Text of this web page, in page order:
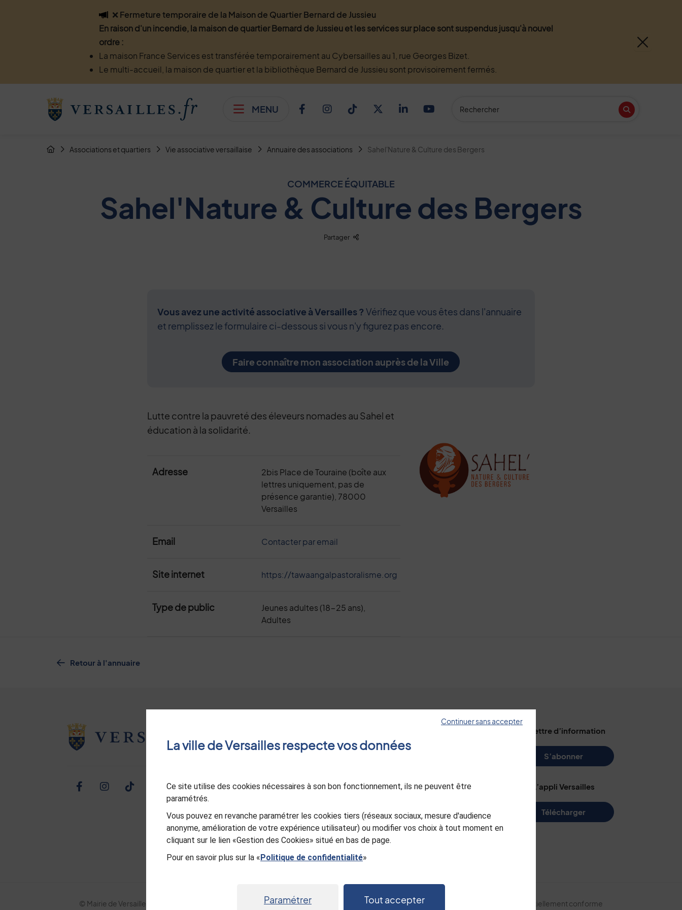
Flash info
❌ Fermeture temporaire de la Maison de Quartier Bernard de Jussieu
En raison d'un incendie, la maison de quartier Bernard de Jussieu et les services sur place sont suspendus jusqu'à nouvel
ordre :
La maison France Services est transférée temporairement au Cybersailles au 1, rue Georges Bizet.
Le multi-accueil, la maison de quartier et la bibliothèque Bernard de Jussieu sont provisoirement fermés.
Retour à l'accueil Afficher le menu
MENU
Facebook
Instagram
TikTokTwitter
LinkedinYoutube
Recherche
Fil d'Arianne de la page
Page d'accueil du site
Associations et quartiers Vie associative versaillaise Annuaire des associations Sahel'Nature & Culture des Bergers
COMMERCE ÉQUITABLE
Sahel'Nature & Culture des Bergers
Partager Liste des liens de partage
Vous avez une activité associative à Versailles ?Vérifiez que vous êtes dans l'annuaire
et remplissez le formulaire ci-dessous si vous n'y figurez pas encore.
Faire connaître mon association auprès de la Ville
Lutte contre la pauvreté des éleveurs nomades au Sahel et
éducation à la solidarité.
Adresse
2bis Place de Touraine (boîte aux
lettres uniquement, pas de
présence garantie), 78000
Versailles
Email Contacter par email
Site internet https://tawaangalpastoralisme.org
Type de public
Jeunes adultes (18-25 ans),
Adultes
Retour à l'annuaire
Facebook
Instagram
TikTokTwitterLinkedin
4, avenue de Paris RP1144
Nous contacter
nous
Jeunes à Versailles
Ancienne Poste de
Office de Tourisme
La lettre d’information
S’abonner
L’appli Versailles
Télécharger
© Mairie de Versailles Gestion des cookies Mentions légales Accessibilité : partiellement conforme
Continuer sans accepter
La ville de Versailles respecte vos données
Ce site utilise des cookies nécessaires à son bon fonctionnement, ils ne peuvent être
paramétrés.
Vous pouvez en revanche paramétrer les cookies tiers (réseaux sociaux, mesure d'audience
anonyme, amélioration de votre expérience utilisateur) ou modifier vos choix à tout moment en
cliquant sur le lien «Gestion des Cookies» situé en bas de page.
Pour en savoir plus sur la «Politique de confidentialité»
Tout accepter
Paramétrer